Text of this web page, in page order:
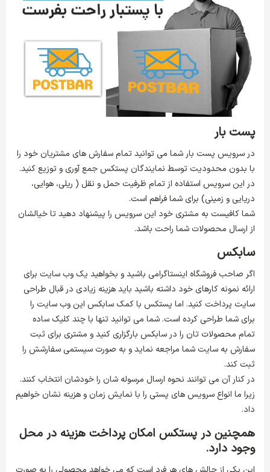
پست بار
در سرویس پست بار شما می توانید تمام سفارش های مشتریان خود را
با بدون محدودیت توسط نمایندگان پستکس جمع آوری و توزیع کنید.
در این سرویس استفاده از تمام ظرفیت حمل و نقل ( ریلی، هوایی،
دریایی و زمینی) برای شما فراهم است.
شما کافیست به مشتری خود این سرویس را پیشنهاد دهید تا خیالشان
از ارسال محصولات شما راحت باشد.
سابکس
اگر صاحب فروشگاه اینستاگرامی باشید و بخواهید یک وب سایت برای
ارائه نمونه کارهای خود داشته باشید باید هزینه زیادی در قبال طراحی
سایت پرداخت کنید. اما پستکس با کمک سابکس این وب سایت را
برای شما طراحی کرده است. شما می توانید تنها با چند کلیک ساده
تمام محصولات تان را در سابکس بارگزاری کنید و مشتری برای ثبت
سفارش به سایت شما مراجعه نماید و به صورت سیستمی سفارشش را
ثبت کند.
در کنار آن می توانند نحوه ارسال مرسوله شان را خودشان انتخاب کنند.
زیرا ما انواع سرویس های پستی را با نمایش زمان و هزینه نشان خواهیم
داد.
همچنین در پستکس امکان پرداخت هزینه در محل
وجود دارد.